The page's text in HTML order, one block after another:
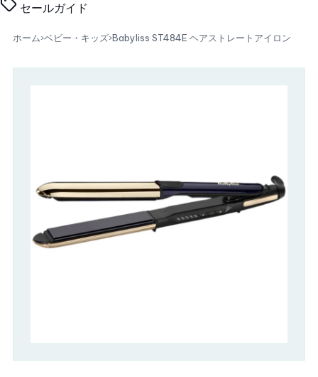
セールガイド
ホーム›ベビー・キッズ›Babyliss ST484E ヘアストレートアイロン